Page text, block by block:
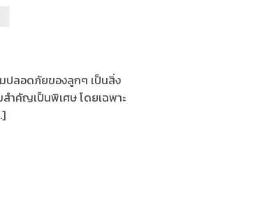
มปลอดภัยของลูกๆ เป็นสิ่ง
ำคัญเป็นพิเศษ โดยเฉพาะ